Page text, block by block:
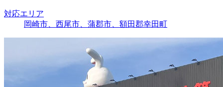
対応エリア
岡崎市、西尾市、蒲郡市、額田郡幸田町